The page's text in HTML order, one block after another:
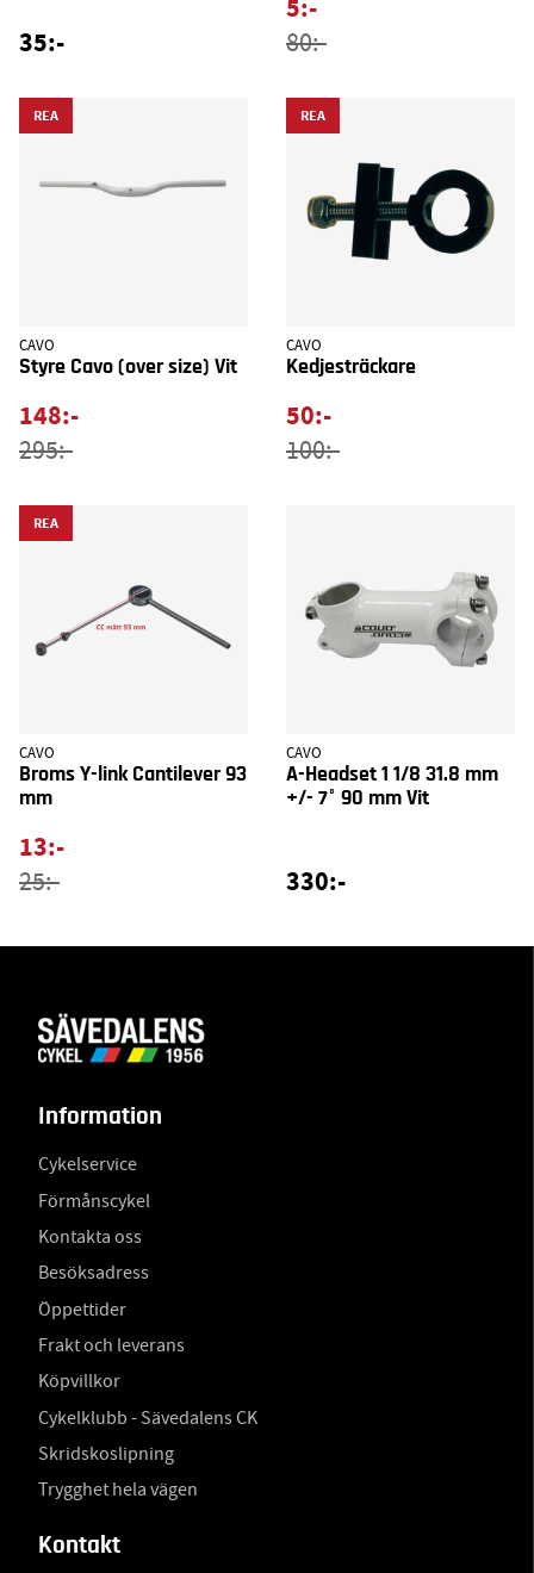
35:- 80:-
REA
CAVO
Styre Cavo (over size) Vit
148:-
295:-
REA
CAVO
Kedjesträckare
50:-
100:-
REA
CAVO
Broms Y-link Cantilever 93
mm
13:-
25:-
CAVO
A-Headset 1 1/8 31.8 mm
+/- 7° 90 mm Vit
330:-
Information
Cykelservice
Förmånscykel
Kontakta oss
Besöksadress
Öppettider
Frakt och leverans
Köpvillkor
Cykelklubb - Sävedalens CK
Skridskoslipning
Trygghet hela vägen
Kontakt